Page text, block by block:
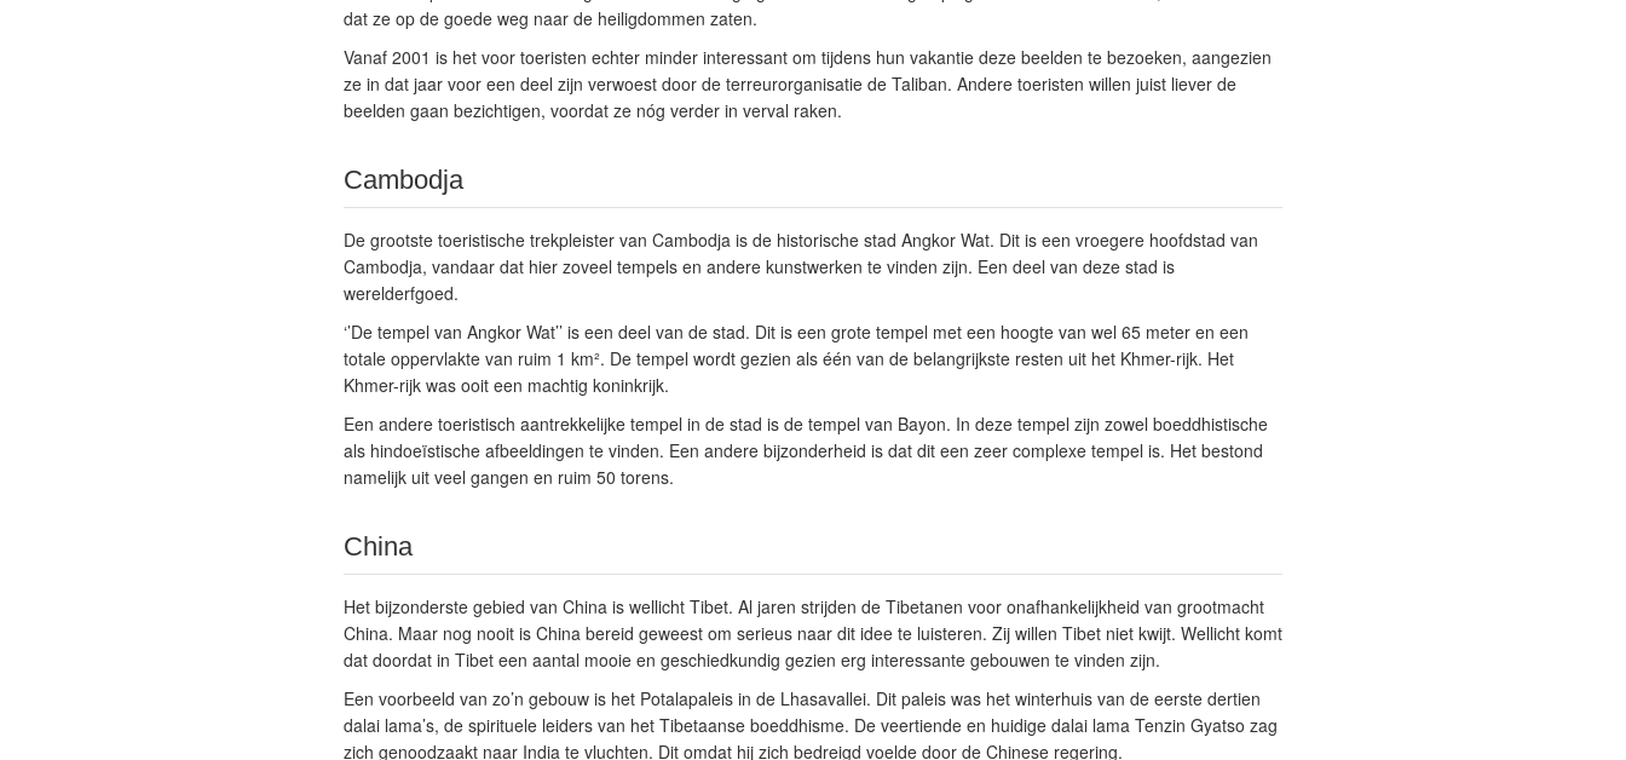
dat ze op de goede weg naar de heiligdommen zaten.
Vanaf 2001 is het voor toeristen echter minder interessant om tijdens hun vakantie deze beelden te bezoeken, aangezien
ze in dat jaar voor een deel zijn verwoest door de terreurorganisatie de Taliban. Andere toeristen willen juist liever de
beelden gaan bezichtigen, voordat ze nóg verder in verval raken.
Cambodja
De grootste toeristische trekpleister van Cambodja is de historische stad Angkor Wat. Dit is een vroegere hoofdstad van
Cambodja, vandaar dat hier zoveel tempels en andere kunstwerken te vinden zijn. Een deel van deze stad is
werelderfgoed.
‘’De tempel van Angkor Wat’’ is een deel van de stad. Dit is een grote tempel met een hoogte van wel 65 meter en een
totale oppervlakte van ruim 1 km². De tempel wordt gezien als één van de belangrijkste resten uit het Khmer-rijk. Het
Khmer-rijk was ooit een machtig koninkrijk.
Een andere toeristisch aantrekkelijke tempel in de stad is de tempel van Bayon. In deze tempel zijn zowel boeddhistische
als hindoeïstische afbeeldingen te vinden. Een andere bijzonderheid is dat dit een zeer complexe tempel is. Het bestond
namelijk uit veel gangen en ruim 50 torens.
China
Het bijzonderste gebied van China is wellicht Tibet. Al jaren strijden de Tibetanen voor onafhankelijkheid van grootmacht
China. Maar nog nooit is China bereid geweest om serieus naar dit idee te luisteren. Zij willen Tibet niet kwijt. Wellicht komt
dat doordat in Tibet een aantal mooie en geschiedkundig gezien erg interessante gebouwen te vinden zijn.
Een voorbeeld van zo’n gebouw is het Potalapaleis in de Lhasavallei. Dit paleis was het winterhuis van de eerste dertien
dalai lama’s, de spirituele leiders van het Tibetaanse boeddhisme. De veertiende en huidige dalai lama Tenzin Gyatso zag
zich genoodzaakt naar India te vluchten. Dit omdat hij zich bedreigd voelde door de Chinese regering.